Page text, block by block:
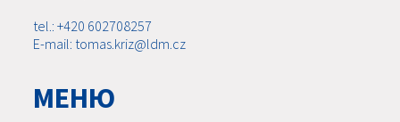
tel.: +420 602708257
E-mail: tomas.kriz@ldm.cz
МЕНЮ